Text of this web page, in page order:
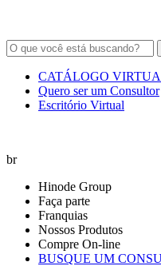
CATÁLOGO
Quero ser um Consultor
Escritório Virtual
br
Hinode Group
Faça parte
Franquias
Nossos Produtos
Compre On-line
BUSQUE UM